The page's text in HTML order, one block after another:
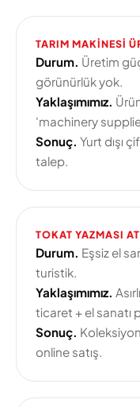
TARIM MAKINESI
Durum. Üretim
görünürlük yok.
Yaklaşımımız.
'machinery
Sonuç. Yurt dışı
talep.
TOKAT YAZMASI
Durum. Eşsiz el
turistik.
Yaklaşımımız.
ticaret + el sanatı
Sonuç.
online satış.